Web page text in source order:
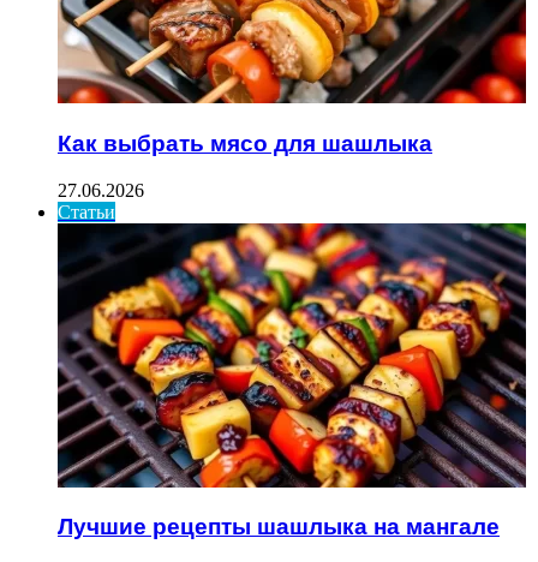
Как выбрать мясо для шашлыка
27.06.2026
Статьи
Лучшие рецепты шашлыка на мангале